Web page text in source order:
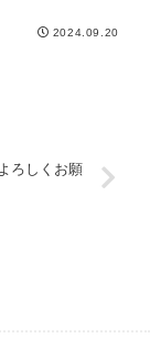
2024.09.20
ろしくお願